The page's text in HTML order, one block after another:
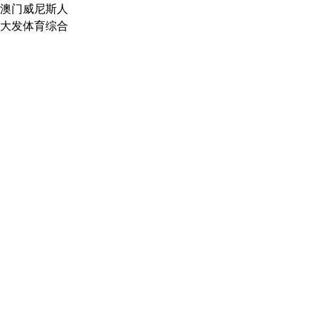
澳门威尼斯人
大发体育综合